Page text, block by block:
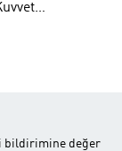
bildirimine değer